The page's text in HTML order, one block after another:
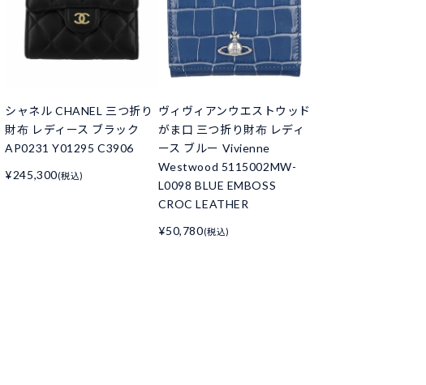
シャネル CHANEL 三つ折り
財布 レディース ブラック
AP0231 Y01295 C3906
¥245,300(税込)
ヴィヴィアンウエストウッド
がま口 三つ折り財布 レディ
ース ブルー Vivienne
Westwood 5115002MW-
L0098 BLUE EMBOSS
CROC LEATHER
¥50,780(税込)